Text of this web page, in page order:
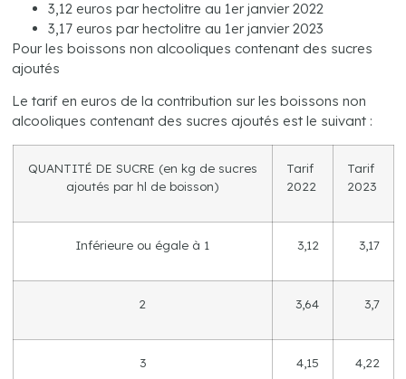
3,12 euros par hectolitre au 1er janvier 2022
3,17 euros par hectolitre au 1er janvier 2023
Pour les boissons non alcooliques contenant des sucres
ajoutés
Le tarif en euros de la contribution sur les boissons non
alcooliques contenant des sucres ajoutés est le suivant :
QUANTITÉ DE SUCRE (en kg de sucres
ajoutés par hl de boisson)
Tarif
2022
Tarif
2023
Inférieure ou égale à 1 3,12 3,17
2 3,64 3,7
3 4,15 4,22